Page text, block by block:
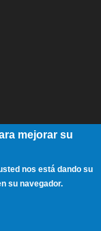
|Copyright
mejorar su
nos está dando su
su navegador.